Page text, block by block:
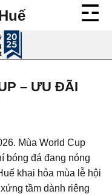
– ƯU ĐÃI
Mùa World Cup
bóng đá đang nóng
khai hỏa mùa lễ hội
tầm dành riêng